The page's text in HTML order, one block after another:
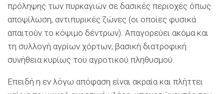
πρόληψης των πυρκαγιών σε δασικές περιοχές όπως
αποψίλωση, αντιπυρικές ζώνες (οι οποίες φυσικά
απαιτούν το κόψιμο δέντρων). Απαγορεύει ακόμα και
τη συλλογή αγρίων χόρτων, βασική διατροφική
συνήθεια κυρίως του αγροτικού πληθυσμού.
Επειδή η εν λόγω απόφαση είναι ακραία και πλήττει